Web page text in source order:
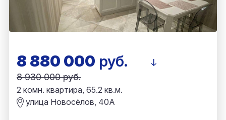
8 880 000 руб.
8 930 000 руб.
2 комн. квартира, 65.2 кв.м.
улица Новосёлов, 40А